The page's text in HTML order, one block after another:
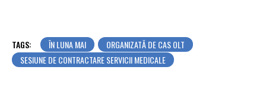
TAGS: ÎN LUNA MAI
ORGANIZATĂ DE CAS OLT
SESIUNE DE CONTRACTARE SERVICII MEDICALE